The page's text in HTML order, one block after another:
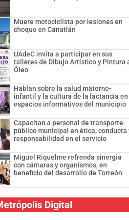
Muere motociclista por lesiones en
choque en Canatlán
UAdeC invita a participar en sus
talleres de Dibujo Artístico y Pintura
Óleo
Hablan sobre la salud materno-
infantil y la cultura de la lactancia en
espacios informativos del municipio
Capacitan a personal de transporte
público municipal en ética, conducta
responsabilidad en el servicio
Miguel Riquelme refrenda sinergia
con cámaras y organismos, en
beneficio del desarrollo de Torreón
Digital